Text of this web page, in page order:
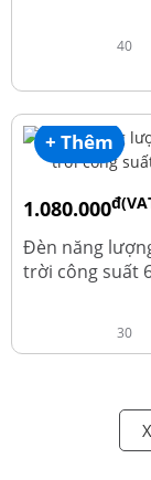
40
+ Thêm
1.080.000
1.220.000
Đèn năng
trời công suất
30